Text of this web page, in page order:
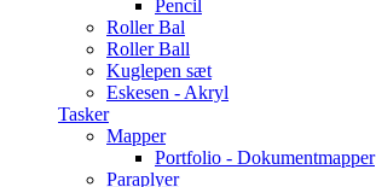
Pencil
Roller Bal
Roller Ball
Kuglepen sæt
Eskesen - Akryl
Tasker
Mapper
Portfolio - Dokumentmapper
Paraplyer